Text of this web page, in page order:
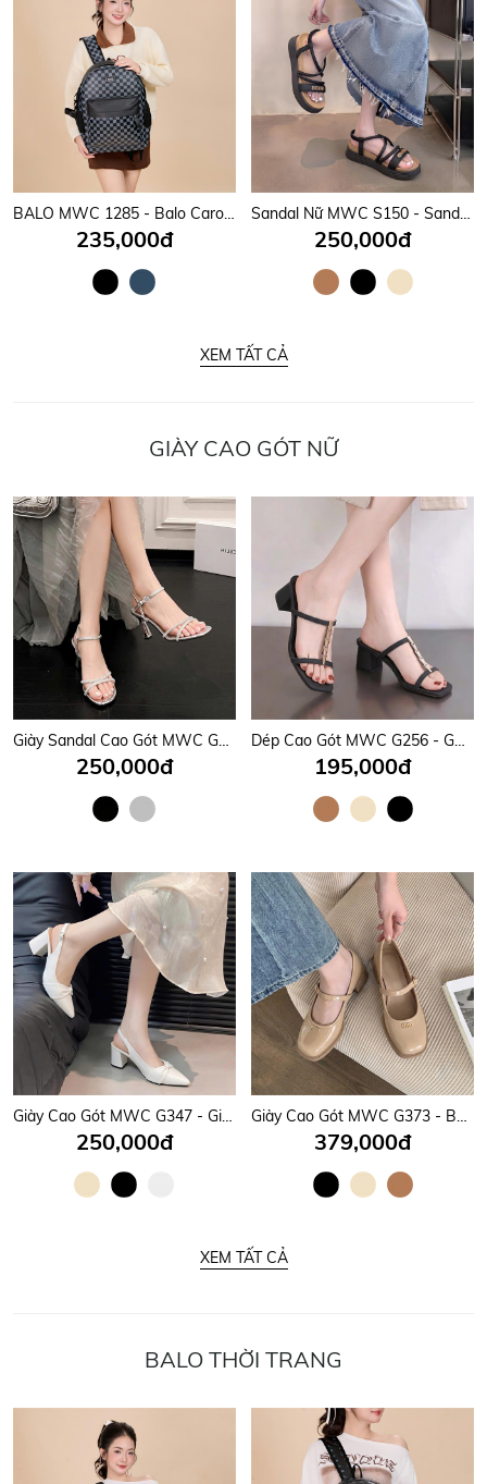
BALO MWC 1285 - Balo Caro Đi Học, Đi Làm Đậm Chất Streetwear Cá Tính, Chất Ngầu Mỗi Bước Chân.
235,000đ
Sandal Nữ MWC S150 - Sandal Nữ Quai Mảnh Phối Khoá Chữ Kim Loại Sáng Đẹp, Thanh Lịch, Thời Trang.
250,000đ
XEM TẤT CẢ
GIÀY CAO GÓT NỮ
Giày Sandal Cao Gót MWC G010 - Sandal Cao Gót Thiết Kế Hở Hậu Kết Hợp Quai Cài Cổ Chân Siêu Hot, Quai Mảnh Đính Đá Sang Trọng Cao 11cm Tôn Dáng Đẹp Mê Hồn Thời Trang.
250,000đ
Dép Cao Gót MWC G256 - Guốc Cao Gót Nữ 6P Mũi Vuông, Quai Mảnh Phối Dãy Kim Loại Màu Vàng sang Chảnh, Thời Trang.
195,000đ
Giày Cao Gót MWC G347 - Giày Gót Vuông 7P Dáng Basic, Mũi Nhọn Phối Quai Nơ Tiểu Thư, Nữ Tính, Sang Trọng.
250,000đ
Giày Cao Gót MWC G373 - Búp Bê Cao Gót Thanh Lịch, Quai Ngang Mảnh Phối Khoá Chữ Kim Loại Sang, Xịn, Mịn.
379,000đ
XEM TẤT CẢ
BALO THỜI TRANG